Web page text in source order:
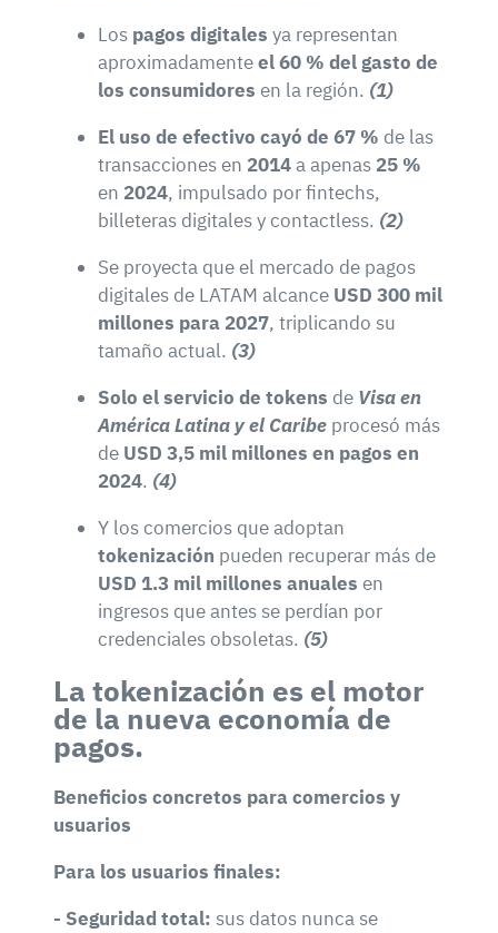
Los pagos digitales ya representan
aproximadamenteel 60 % del gasto de
los consumidores en la región. (1)
El uso de efectivo cayó de 67 % de las
transacciones en 2014a apenas 25 %
en 2024, impulsado por fintechs,
billeteras digitales y contactless. (2)
Se proyecta que el mercado de pagos
digitales de LATAM alcance USD 300 mil
millones para 2027, triplicando su
tamaño actual. (3)
Solo el servicio de tokens de Visa en
América Latina y el Caribe procesó más
de USD 3,5 mil millones en pagos en
2024. (4)
Y los comercios que adoptan
tokenización pueden recuperar más de
USD 1.3 mil millones anuales en
ingresos que antes se perdían por
credenciales obsoletas. (5)
La tokenización es el motor
de la nueva economía de
pagos.
Beneficios concretos para comercios y
usuarios
Para los usuarios finales:
- Seguridad total: sus datos nunca se